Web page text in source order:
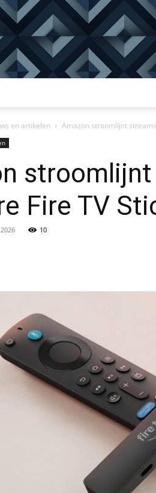
en artikelen Amazon stroomlijnt
Fire TV
10